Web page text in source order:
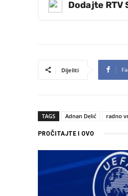
Dodajte RTV
Dijeliti
TAGS Adnan Delić radno
PROČITAJTE I OVO